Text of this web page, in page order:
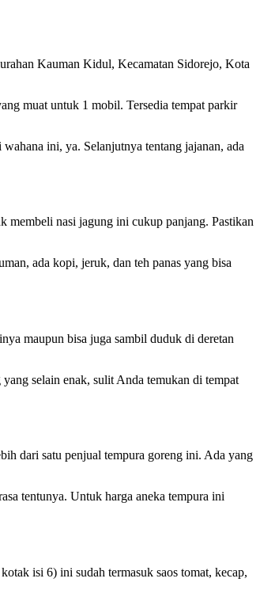
Kauman Kidul, Kecamatan Sidorejo, Kota
muat untuk 1 mobil. Tersedia tempat parkir
ini, ya. Selanjutnya tentang jajanan, ada
membeli nasi jagung ini cukup panjang. Pastikan
ada kopi, jeruk, dan teh panas yang bisa
maupun bisa juga sambil duduk di deretan
selain enak, sulit Anda temukan di tempat
dari satu penjual tempura goreng ini. Ada yang
tentunya. Untuk harga aneka tempura ini
isi 6) ini sudah termasuk saos tomat, kecap,